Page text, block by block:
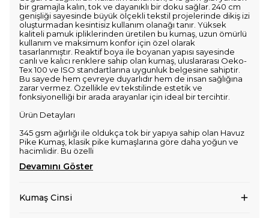
bir gramajla kalın, tok ve dayanıklı bir doku sağlar. 240 cm
genişliği sayesinde büyük ölçekli tekstil projelerinde dikiş izi
oluşturmadan kesintisiz kullanım olanağı tanır. Yüksek
kaliteli pamuk ipliklerinden üretilen bu kumaş, uzun ömürlü
kullanım ve maksimum konfor için özel olarak
tasarlanmıştır. Reaktif boya ile boyanan yapısı sayesinde
canlı ve kalıcı renklere sahip olan kumaş, uluslararası Oeko-
Tex 100 ve ISO standartlarına uygunluk belgesine sahiptir.
Bu sayede hem çevreye duyarlıdır hem de insan sağlığına
zarar vermez. Özellikle ev tekstilinde estetik ve
fonksiyonelliği bir arada arayanlar için ideal bir tercihtir.
Ürün Detayları
345 gsm ağırlığı ile oldukça tok bir yapıya sahip olan Havuz
Pike Kumaş, klasik pike kumaşlarına göre daha yoğun ve
hacimlidir. Bu özelli
Devamını Göster
Kumaş Cinsi